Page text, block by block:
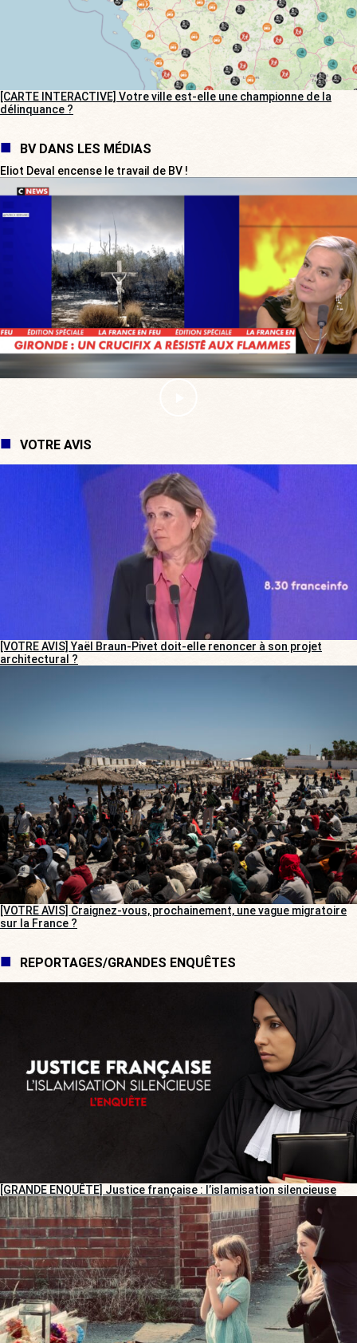
[CARTE INTERACTIVE] Votre ville est-elle une championne de la
délinquance ?
BV DANS LES MÉDIAS
Eliot Deval encense le travail de BV !
VOTRE AVIS
[VOTRE AVIS] Yaël Braun-Pivet doit-elle renoncer à son projet
architectural ?
[VOTRE AVIS] Craignez-vous, prochainement, une vague migratoire
sur la France ?
REPORTAGES/GRANDES ENQUÊTES
[GRANDE ENQUÊTE] Justice française : l’islamisation silencieuse